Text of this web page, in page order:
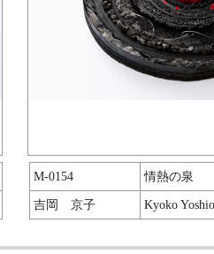
M-0154 情熱の泉
吉岡 京子 Kyoko